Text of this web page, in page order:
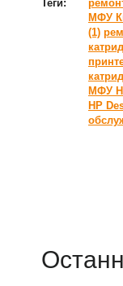
Теги:
МФУ
(1)
МФУ
HP